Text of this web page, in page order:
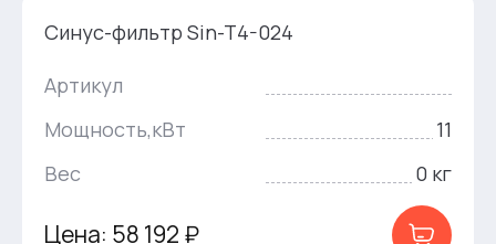
Синус-фильтр Sin-T4-024
Артикул
Мощность,кВт
11
Вес
0 кг
Цена: 58 192 ₽